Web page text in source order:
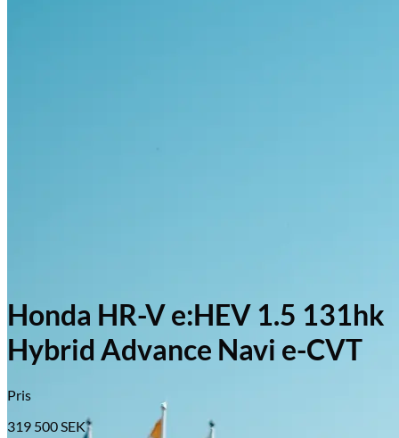
Honda HR-V e:HEV 1.5 131hk
Hybrid Advance Navi e-CVT
Pris
319 500 SEK